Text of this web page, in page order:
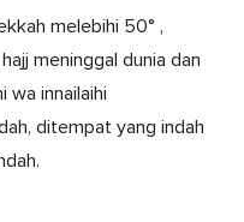
melebihi 50° ,
meninggal dunia dan
wa innailaihi
ditempat yang indah